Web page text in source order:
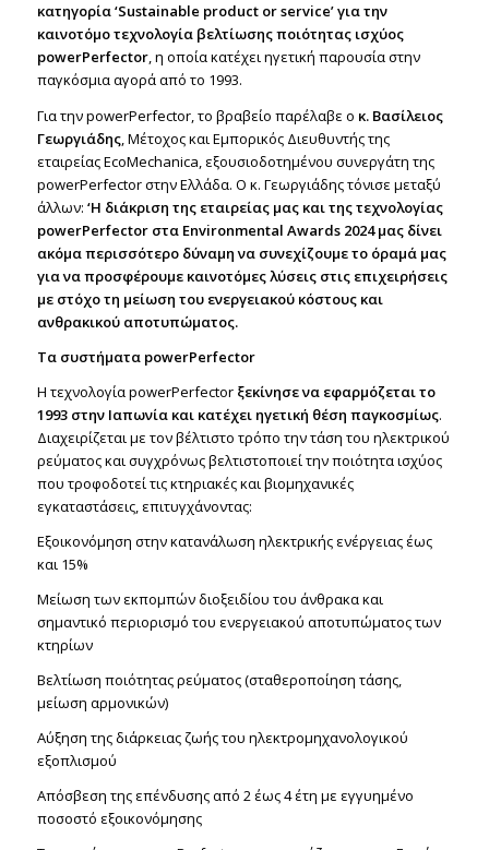
κατηγορία ‘Sustainable product or service’ για την
καινοτόμο τεχνολογία βελτίωσης ποιότητας ισχύος
powerPerfector, η οποία κατέχει ηγετική παρουσία στην
παγκόσμια αγορά από το 1993.
Για την powerPerfector, το βραβείο παρέλαβε ο κ. Βασίλειος
Γεωργιάδης, Μέτοχος και Εμπορικός Διευθυντής της
εταιρείας EcoMechanica, εξουσιοδοτημένου συνεργάτη της
powerPerfector στην Ελλάδα. Ο κ. Γεωργιάδης τόνισε μεταξύ
άλλων: ‘Η διάκριση της εταιρείας μας και της τεχνολογίας
powerPerfector στα Environmental Awards 2024 μας δίνει
ακόμα περισσότερο δύναμη να συνεχίζουμε το όραμά μας
για να προσφέρουμε καινοτόμες λύσεις στις επιχειρήσεις
με στόχο τη μείωση του ενεργειακού κόστους και
ανθρακικού αποτυπώματος.
Τα συστήματα powerPerfector
Η τεχνολογία powerPerfector ξεκίνησε να εφαρμόζεται το
1993 στην Ιαπωνία και κατέχει ηγετική θέση παγκοσμίως.
Διαχειρίζεται με τον βέλτιστο τρόπο την τάση του ηλεκτρικού
ρεύματος και συγχρόνως βελτιστοποιεί την ποιότητα ισχύος
που τροφοδοτεί τις κτηριακές και βιομηχανικές
εγκαταστάσεις, επιτυγχάνοντας:
Εξοικονόμηση στην κατανάλωση ηλεκτρικής ενέργειας έως
και 15%
Μείωση των εκπομπών διοξειδίου του άνθρακα και
σημαντικό περιορισμό του ενεργειακού αποτυπώματος των
κτηρίων
Βελτίωση ποιότητας ρεύματος (σταθεροποίηση τάσης,
μείωση αρμονικών)
Αύξηση της διάρκειας ζωής του ηλεκτρομηχανολογικού
εξοπλισμού
Απόσβεση της επένδυσης από 2 έως 4 έτη με εγγυημένο
ποσοστό εξοικονόμησης